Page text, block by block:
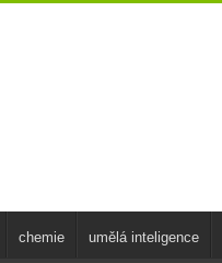
chemie umělá inteligence